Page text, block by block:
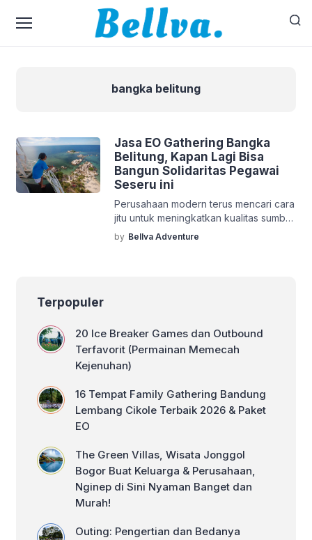
bangka belitung
Jasa EO Gathering Bangka
Belitung, Kapan Lagi Bisa
Bangun Solidaritas Pegawai
Seseru ini
Perusahaan modern terus mencari cara
jitu untuk meningkatkan kualitas sumber
daya manusia mereka setiap tahun.
Salah satu langkah paling efektif
memberikan suasana yang benar
benar segar. Provinsi Kepulauan
Bangka […]
by Bellva Adventure
Terpopuler
20 Ice Breaker Games dan Outbound
Terfavorit (Permainan Memecah
Kejenuhan)
16 Tempat Family Gathering Bandung
Lembang Cikole Terbaik 2026 & Paket
EO
The Green Villas, Wisata Jonggol
Bogor Buat Keluarga & Perusahaan,
Nginep di Sini Nyaman Banget dan
Murah!
Outing: Pengertian dan Bedanya